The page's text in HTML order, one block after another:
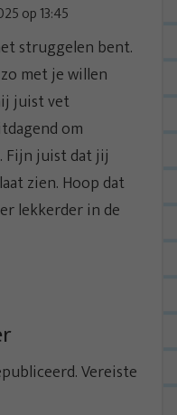
op 13:45
struggelen bent.
met je willen
juist vet
om
Fijn juist dat jij
zien. Hoop dat
lekkerder in de
Vereiste